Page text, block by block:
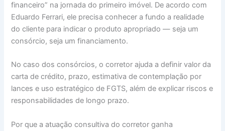
financeiro” na jornada do primeiro imóvel. De acordo com
Eduardo Ferrari, ele precisa conhecer a fundo a realidade
do cliente para indicar o produto apropriado — seja um
consórcio, seja um financiamento.
No caso dos consórcios, o corretor ajuda a definir valor da
carta de crédito, prazo, estimativa de contemplação por
lances e uso estratégico de FGTS, além de explicar riscos e
responsabilidades de longo prazo.
Por que a atuação consultiva do corretor ganha